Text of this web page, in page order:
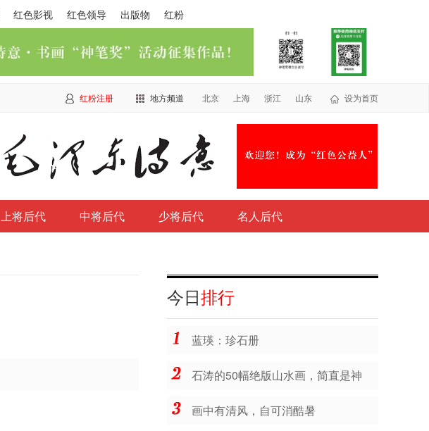
红色影视 红色领导 出版物 红粉
红粉注册 地方频道 北京 上海 浙江 山东 设为首页
上将后代 中将后代 少将后代 名人后代
今日排行
蓝瑛：珍石册
石涛的50幅绝版山水画，简直是神
品，让人震撼不已！
画中有清风，自可消酷暑